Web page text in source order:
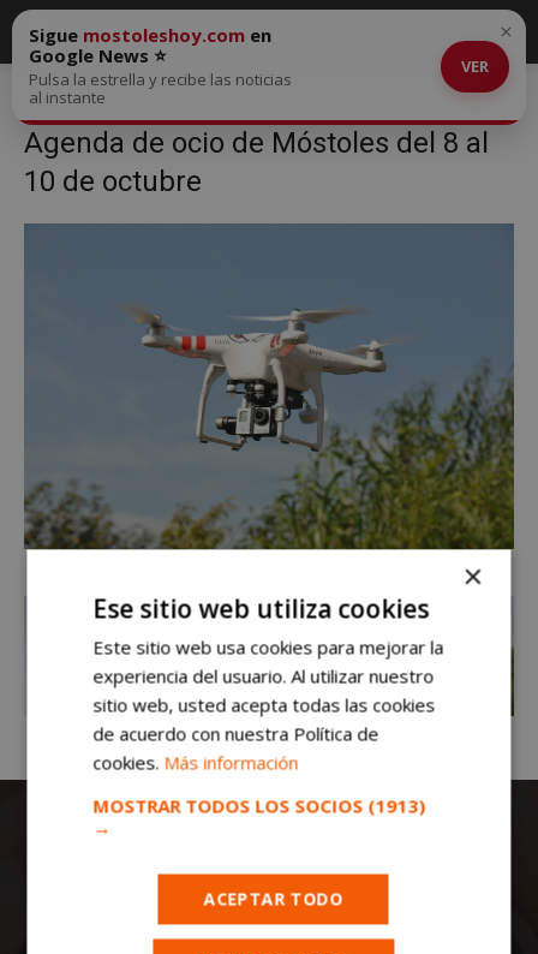
Inicio
Móstoles disfrutará del espectáculo de drones el 9 de octubre
Agenda de ocio de Móstoles del 8 al 10 de octubre
Agenda de ocio de Móstoles del 8 al
10 de octubre
Sigue mostoleshoy.com en
Google News ⭐
Pulsa la estrella y recibe las noticias
al instante
VER
×
×
Ese sitio web utiliza cookies
Este sitio web usa cookies para mejorar la
experiencia del usuario. Al utilizar nuestro
sitio web, usted acepta todas las cookies
de acuerdo con nuestra Política de
cookies. Más información
MOSTRAR TODOS LOS SOCIOS (1913)
→
ACEPTAR TODO